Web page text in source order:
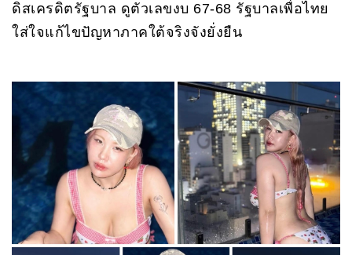
ดิสเครดิตรัฐบาล ดูตัวเลขงบ 67-68 รัฐบาลเพื่อไทย
ใส่ใจแก้ไขปัญหาภาคใต้จริงจังยั่งยืน